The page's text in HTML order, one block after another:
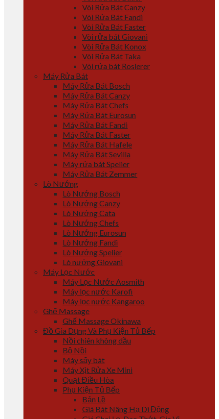
Vòi Rửa Bát Canzy
Vòi Rửa Bát Fandi
Vòi Rửa Bát Faster
Vòi rửa bát Giovani
Vòi Rửa Bát Konox
Vòi Rửa Bát Taka
Vòi rửa bát Roslerer
Máy Rửa Bát
Máy Rửa Bát Bosch
Máy Rửa Bát Canzy
Máy Rửa Bát Chefs
Máy Rửa Bát Eurosun
Máy Rửa Bát Fandi
Máy Rửa Bát Faster
Máy Rửa Bát Hafele
Máy Rửa Bát Sevilla
Máy rửa bát Spelier
Máy Rửa Bát Zemmer
Lò Nướng
Lò Nướng Bosch
Lò Nướng Canzy
Lò Nướng Cata
Lò Nướng Chefs
Lò Nướng Eurosun
Lò Nướng Fandi
Lò Nướng Spelier
Lò nướng Giovani
Máy Lọc Nước
Máy Lọc Nước Aosmith
Máy lọc nước Karofi
Máy lọc nước Kangaroo
Ghế Massage
Ghế Massage Okinawa
Đồ Gia Dụng Và Phụ Kiện Tủ Bếp
Nồi chiên không dầu
Bộ Nồi
Máy sấy bát
Máy Xịt Rửa Xe Mini
Quạt Điều Hòa
Phụ Kiện Tủ Bếp
Bản Lề
Giá Bát Nâng Hạ Di Động